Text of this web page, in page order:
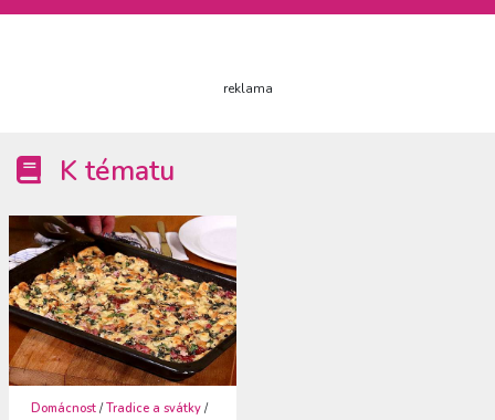
reklama
K tématu
Domácnost /Tradice a svátky /